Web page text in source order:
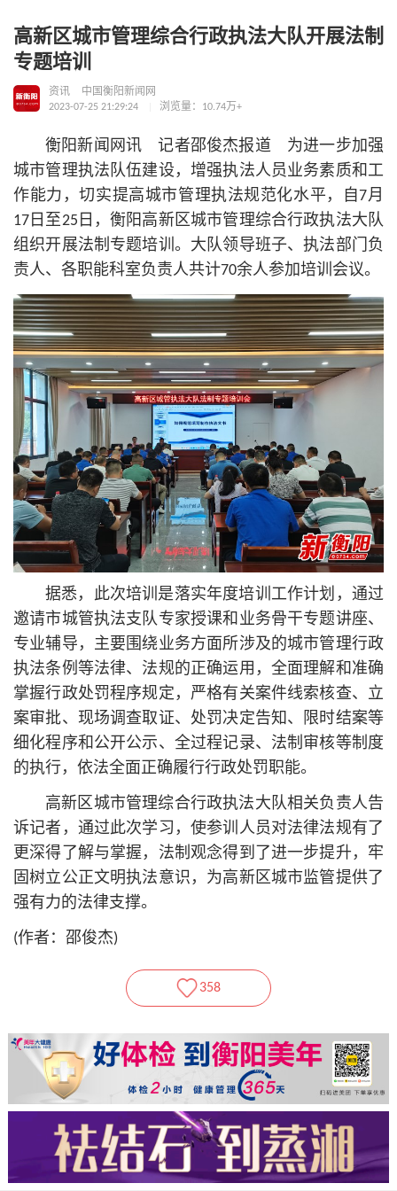
高新区城市管理综合行政执法大队开展法制
专题培训
资讯
中国衡阳新闻网
2023-07-25 21:29:24
浏览量：10.74万+
衡阳新闻网讯 记者邵俊杰报道 为进一步加强
城市管理执法队伍建设，增强执法人员业务素质和工
作能力，切实提高城市管理执法规范化水平，自7月
17日至25日，衡阳高新区城市管理综合行政执法大队
组织开展法制专题培训。大队领导班子、执法部门负
责人、各职能科室负责人共计70余人参加培训会议。
据悉，此次培训是落实年度培训工作计划，通过
邀请市城管执法支队专家授课和业务骨干专题讲座、
专业辅导，主要围绕业务方面所涉及的城市管理行政
执法条例等法律、法规的正确运用，全面理解和准确
掌握行政处罚程序规定，严格有关案件线索核查、立
案审批、现场调查取证、处罚决定告知、限时结案等
细化程序和公开公示、全过程记录、法制审核等制度
的执行，依法全面正确履行行政处罚职能。
高新区城市管理综合行政执法大队相关负责人告
诉记者，通过此次学习，使参训人员对法律法规有了
更深得了解与掌握，法制观念得到了进一步提升，牢
固树立公正文明执法意识，为高新区城市监管提供了
强有力的法律支撑。
(作者：邵俊杰)
358